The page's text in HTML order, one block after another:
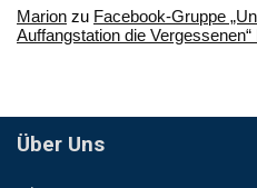
Marion zu Facebook-Gruppe
Auffangstation die
Über Uns